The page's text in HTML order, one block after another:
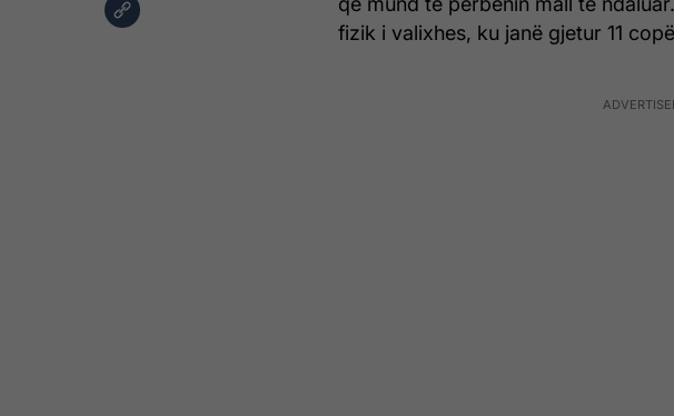
fizik i valixhes, ku janë gjetur 11